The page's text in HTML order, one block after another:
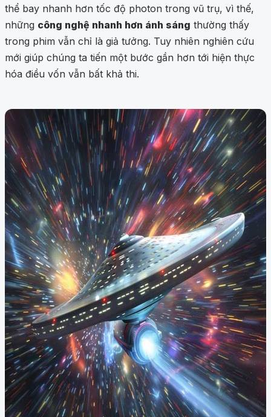
thể bay nhanh hơn tốc độ photon trong vũ trụ, vì thế,
những công nghệ nhanh hơn ánh sáng thường thấy
trong phim vẫn chỉ là giả tưởng. Tuy nhiên nghiên cứu
mới giúp chúng ta tiến một bước gần hơn tới hiện thực
hóa điều vốn vẫn bất khả thi.